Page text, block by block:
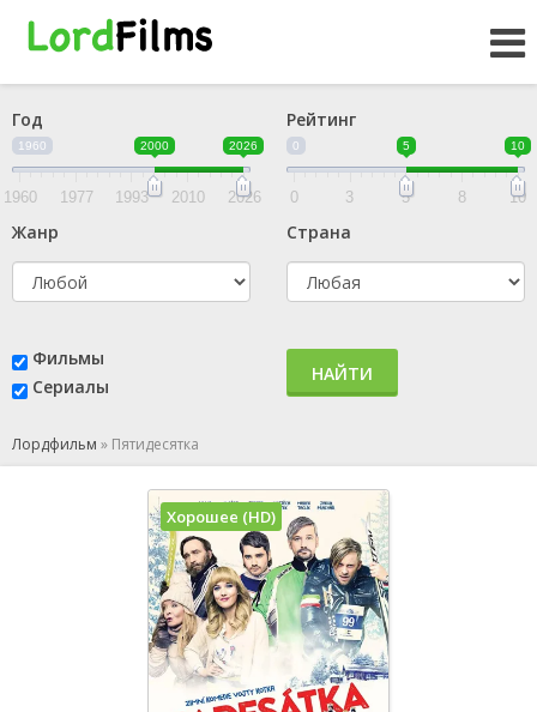
Год
1960 2000 2026
1960 1977 1993 2010 2026
Рейтинг
0 5 10
0 3 5 8 10
Жанр Страна
Фильмы
Сериалы
НАЙТИ
Лордфильм » Пятидесятка
Хорошее (HD)